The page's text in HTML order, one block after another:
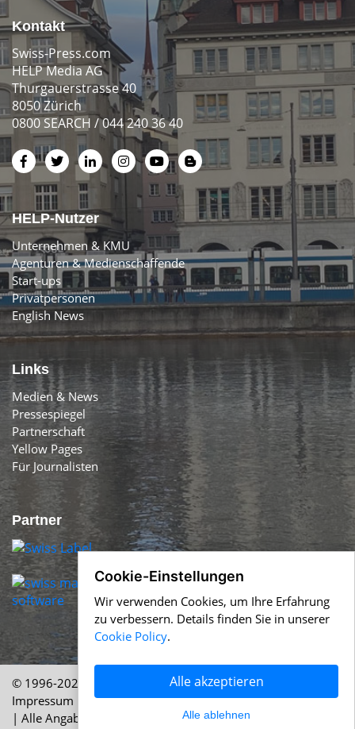
Kontakt
Swiss-Press.com
HELP Media AG
Thurgauerstrasse 40
8050 Zürich
0800 SEARCH / 044 240 36 40
HELP-Nutzer
Unternehmen & KMU
Agenturen & Medienschaffende
Start-ups
Privatpersonen
English News
Links
Medien & News
Pressespiegel
Partnerschaft
Yellow Pages
Für Journalisten
Partner
© 1996-2026 Swiss-Press.com & Help.ch Über uns
Impressum
AGB|Nutzung|Cookie Policy|Datenschutz
| Alle Angaben ohne Gewähr
Cookie-Einstellungen
Wir verwenden Cookies, um Ihre Erfahrung
zu verbessern. Details finden Sie in unserer
Cookie Policy.
Alle akzeptieren
Alle ablehnen